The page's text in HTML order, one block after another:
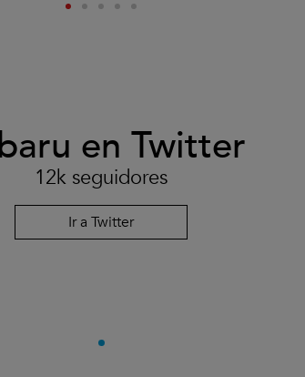
en Twitter
12k seguidores
Ir a Twitter